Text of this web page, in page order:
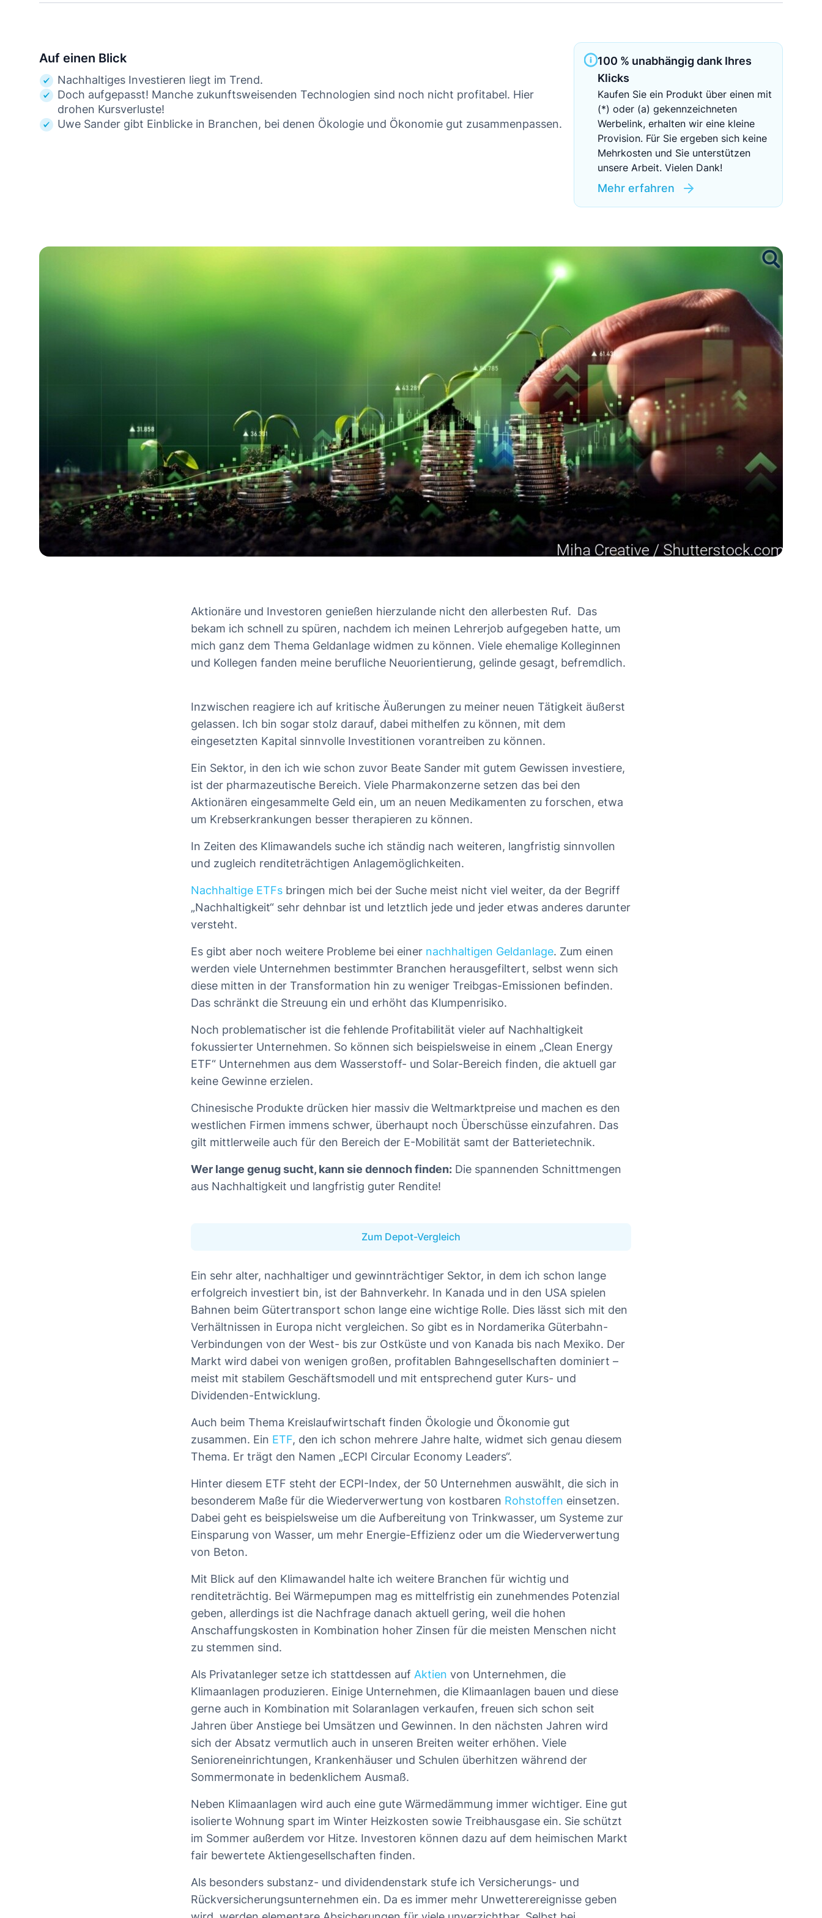
EZB-Leitzins
Auf einen Blick
Nachhaltiges Investieren liegt im Trend.
Doch aufgepasst! Manche zukunftsweisenden Technologien sind noch nicht profitabel. Hier
drohen Kursverluste!
Uwe Sander gibt Einblicke in Branchen, bei denen Ökologie und Ökonomie gut zusammenpassen.
100 % unabhängig dank Ihres
Klicks
Kaufen Sie ein Produkt über einen mit
(*) oder (a) gekennzeichneten
Werbelink, erhalten wir eine kleine
Provision. Für Sie ergeben sich keine
Mehrkosten und Sie unterstützen
unsere Arbeit. Vielen Dank!
Mehr erfahren
Aktionäre und Investoren genießen hierzulande nicht den allerbesten Ruf. Das
bekam ich schnell zu spüren, nachdem ich meinen Lehrerjob aufgegeben hatte, um
mich ganz dem Thema Geldanlage widmen zu können. Viele ehemalige Kolleginnen
und Kollegen fanden meine berufliche Neuorientierung, gelinde gesagt, befremdlich.
Inzwischen reagiere ich auf kritische Äußerungen zu meiner neuen Tätigkeit äußerst
gelassen. Ich bin sogar stolz darauf, dabei mithelfen zu können, mit dem
eingesetzten Kapital sinnvolle Investitionen vorantreiben zu können.
Ein Sektor, in den ich wie schon zuvor Beate Sander mit gutem Gewissen investiere,
ist der pharmazeutische Bereich. Viele Pharmakonzerne setzen das bei den
Aktionären eingesammelte Geld ein, um an neuen Medikamenten zu forschen, etwa
um Krebserkrankungen besser therapieren zu können.
In Zeiten des Klimawandels suche ich ständig nach weiteren, langfristig sinnvollen
und zugleich renditeträchtigen Anlagemöglichkeiten.
Nachhaltige ETFs bringen mich bei der Suche meist nicht viel weiter, da der Begriff
„Nachhaltigkeit“ sehr dehnbar ist und letztlich jede und jeder etwas anderes darunter
versteht.
Es gibt aber noch weitere Probleme bei einer nachhaltigen Geldanlage. Zum einen
werden viele Unternehmen bestimmter Branchen herausgefiltert, selbst wenn sich
diese mitten in der Transformation hin zu weniger Treibgas-Emissionen befinden.
Das schränkt die Streuung ein und erhöht das Klumpenrisiko.
Noch problematischer ist die fehlende Profitabilität vieler auf Nachhaltigkeit
fokussierter Unternehmen. So können sich beispielsweise in einem „Clean Energy
ETF“ Unternehmen aus dem Wasserstoff- und Solar-Bereich finden, die aktuell gar
keine Gewinne erzielen.
Chinesische Produkte drücken hier massiv die Weltmarktpreise und machen es den
westlichen Firmen immens schwer, überhaupt noch Überschüsse einzufahren. Das
gilt mittlerweile auch für den Bereich der E-Mobilität samt der Batterietechnik.
Wer lange genug sucht, kann sie dennoch finden: Die spannenden Schnittmengen
aus Nachhaltigkeit und langfristig guter Rendite!
Zum Depot-Vergleich
Ein sehr alter, nachhaltiger und gewinnträchtiger Sektor, in dem ich schon lange
erfolgreich investiert bin, ist der Bahnverkehr. In Kanada und in den USA spielen
Bahnen beim Gütertransport schon lange eine wichtige Rolle. Dies lässt sich mit den
Verhältnissen in Europa nicht vergleichen. So gibt es in Nordamerika Güterbahn-
Verbindungen von der West- bis zur Ostküste und von Kanada bis nach Mexiko. Der
Markt wird dabei von wenigen großen, profitablen Bahngesellschaften dominiert –
meist mit stabilem Geschäftsmodell und mit entsprechend guter Kurs- und
Dividenden-Entwicklung.
Auch beim Thema Kreislaufwirtschaft finden Ökologie und Ökonomie gut
zusammen. Ein ETF, den ich schon mehrere Jahre halte, widmet sich genau diesem
Thema. Er trägt den Namen „ECPI Circular Economy Leaders“.
Hinter diesem ETF steht der ECPI-Index, der 50 Unternehmen auswählt, die sich in
besonderem Maße für die Wiederverwertung von kostbaren Rohstoffen einsetzen.
Dabei geht es beispielsweise um die Aufbereitung von Trinkwasser, um Systeme zur
Einsparung von Wasser, um mehr Energie-Effizienz oder um die Wiederverwertung
von Beton.
Mit Blick auf den Klimawandel halte ich weitere Branchen für wichtig und
renditeträchtig. Bei Wärmepumpen mag es mittelfristig ein zunehmendes Potenzial
geben, allerdings ist die Nachfrage danach aktuell gering, weil die hohen
Anschaffungskosten in Kombination hoher Zinsen für die meisten Menschen nicht
zu stemmen sind.
Als Privatanleger setze ich stattdessen auf Aktien von Unternehmen, die
Klimaanlagen produzieren. Einige Unternehmen, die Klimaanlagen bauen und diese
gerne auch in Kombination mit Solaranlagen verkaufen, freuen sich schon seit
Jahren über Anstiege bei Umsätzen und Gewinnen. In den nächsten Jahren wird
sich der Absatz vermutlich auch in unseren Breiten weiter erhöhen. Viele
Senioreneinrichtungen, Krankenhäuser und Schulen überhitzen während der
Sommermonate in bedenklichem Ausmaß.
Neben Klimaanlagen wird auch eine gute Wärmedämmung immer wichtiger. Eine gut
isolierte Wohnung spart im Winter Heizkosten sowie Treibhausgase ein. Sie schützt
im Sommer außerdem vor Hitze. Investoren können dazu auf dem heimischen Markt
fair bewertete Aktiengesellschaften finden.
Als besonders substanz- und dividendenstark stufe ich Versicherungs- und
Rückversicherungsunternehmen ein. Da es immer mehr Unwetterereignisse geben